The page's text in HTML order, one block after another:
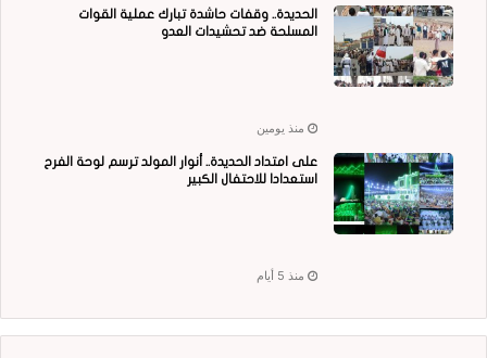
الحديدة.. وقفات حاشدة تبارك عملية القوات
المسلحة ضد تحشيدات العدو
منذ يومين
على امتداد الحديدة.. أنوار المولد ترسم لوحة الفرح
استعدادا للاحتفال الكبير
منذ 5 أيام